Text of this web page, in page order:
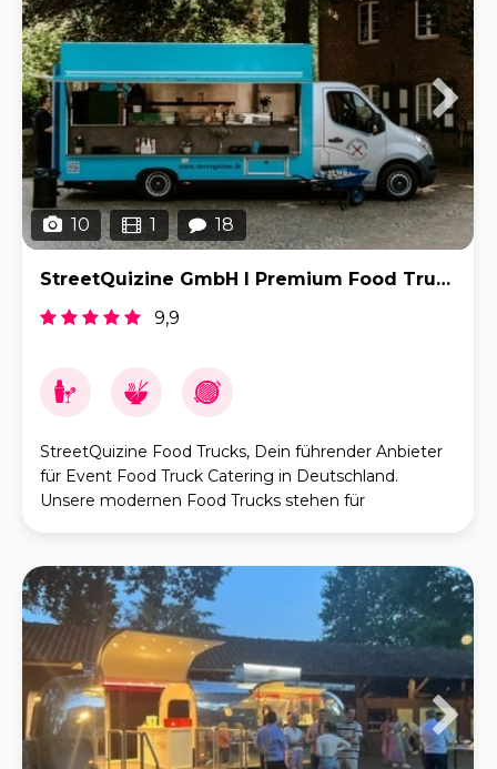
10 1 18
StreetQuizine GmbH I Premium Food Truck Catering
9,9
StreetQuizine Food Trucks, Dein führender Anbieter
für Event Food Truck Catering in Deutschland.
Unsere modernen Food Trucks stehen für